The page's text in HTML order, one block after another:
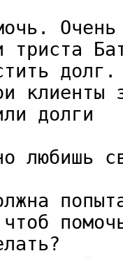
триста
долг.
клиенты
долги
любишь